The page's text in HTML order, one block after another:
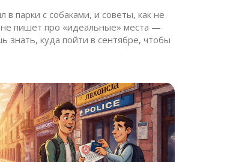
парки с собаками, и советы, как не
не пишет про «идеальные» места —
знать, куда пойти в сентябре, чтобы